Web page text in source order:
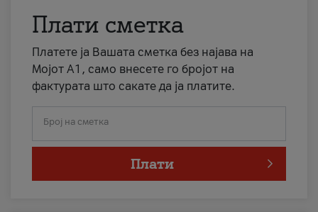
Плати сметка
Платете ја Вашата сметка без најава на
Мојот А1, само внесете го бројот на
фактурата што сакате да ја платите.
Број на сметка
Плати